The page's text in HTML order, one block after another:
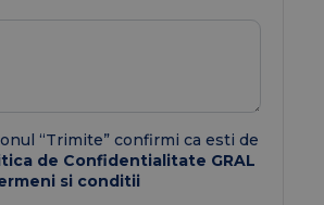
“Trimite” confirmi ca esti de
de Confidentialitate GRAL
si conditii